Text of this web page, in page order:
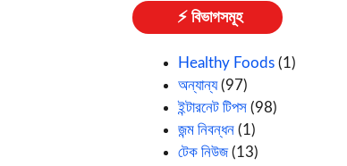
⚡ বিভাগসমূহ
Healthy Foods (1)
অন্যান্য(97)
ইন্টারনেট টিপস (98)
জন্ম নিবন্ধন (1)
টেক নিউজ(13)